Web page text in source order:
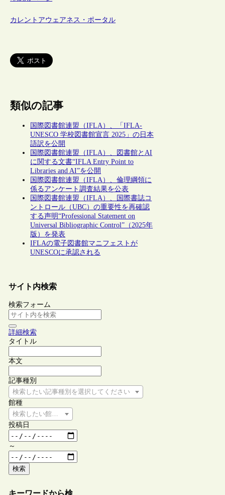
カレントアウェアネス・ポータル
類似の記事
国際図書館連盟（IFLA）、「IFLA-
UNESCO 学校図書館宣言 2025」の日本
語訳を公開
国際図書館連盟（IFLA）、図書館とAI
に関する文書“IFLA Entry Point to
Libraries and AI”を公開
国際図書館連盟（IFLA）、倫理綱領に
係るアンケート調査結果を公表
国際図書館連盟（IFLA）、国際書誌コ
ントロール（UBC）の重要性を再確認
する声明“Professional Statement on
Universal Bibliographic Control”（2025年
版）を発表
IFLAの電子図書館マニフェストが
UNESCOに承認される
サイト内検索
検索フォーム
詳細検索
タイトル
本文
記事種別
検索したい記事種別を選択してください
館種
検索したい館種を選択してください
投稿日
～
検索
キーワードから検